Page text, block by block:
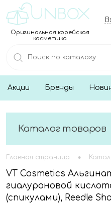
Оригинальная корейская
косметика
Акции Бренды
Каталог товаров
Главная страница •
VT Cosmetics
гиалуроновой
(спикулами), Reedle